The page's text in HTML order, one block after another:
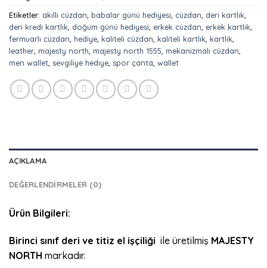
Etiketler: akıllı cüzdan babalar günü hediyesi cüzdan deri kartlık
deri kredi kartlık doğum günü hediyesi erkek cüzdan erkek kartlık
fermuarlı cüzdan hediye kaliteli cüzdan kaliteli kartlık kartlık
leather majesty north majesty north 1555 mekanizmalı cüzdan
men wallet sevgiliye hediye spor çanta wallet
AÇIKLAMA
DEĞERLENDIRMELER (0)
Ürün Bilgileri:
Birinci sınıf deri ve titiz el işçiliği ile üretilmiş MAJESTY
NORTH markadır.